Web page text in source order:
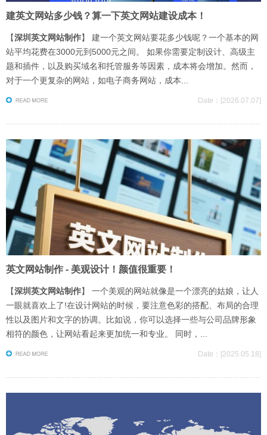
建英文网站多少钱？算一下英文网站建设成本！
【深圳英文网站制作】 建一个英文网站要花多少钱呢？一个基本的网
站平均花费在3000元到5000元之间。 如果你需要定制设计、高级主
题和插件，以及购买域名和托管服务等因素，成本将会增加。然而，
对于一个更复杂的网站，如电子商务网站，成本...
Date：[2026.07.07]
英文网站制作 - 美观设计！颜值很重要！
【深圳英文网站制作】 一个美观的网站就像是一个漂亮的姑娘，让人
一眼就喜欢上了!在设计网站的时候，要注意色彩的搭配、布局的合理
性以及图片和文字的协调。比如说，你可以选择一些与公司品牌形象
相符的颜色，让网站看起来更加统一和专业。 同时，...
Date：[2025.05.18]